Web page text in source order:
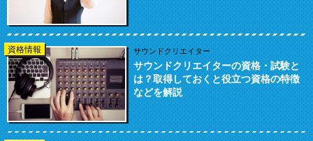
資格情報 サウンドクリエイター
サウンドクリエイターの資格・試験と
は？取得しておくと役立つ資格の特徴
などを解説